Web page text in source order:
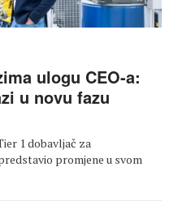
ulogu CEO-a:
u novu fazu
1 dobavljač za
promjene u svom